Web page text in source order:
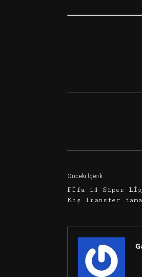
Önceki İçerik
Fifa 14 Süper
Kış Transfer